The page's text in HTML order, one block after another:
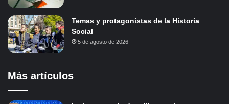
Temas y protagonistas de la Historia
Social
5 de agosto de 2026
Más artículos